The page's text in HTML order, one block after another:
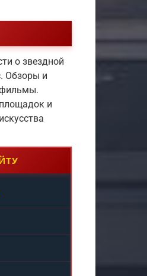
о звездной
Обзоры и
и